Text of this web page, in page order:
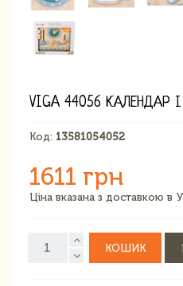
VIGA 44056 КАЛЕНДАР
Код: 13581054052
1611 грн
Ціна вказана з доставкою в
КОШИК